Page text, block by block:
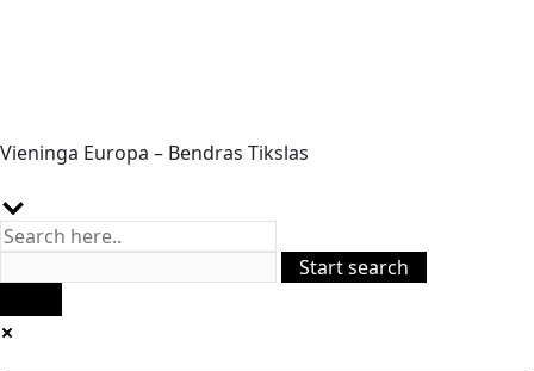
Vieninga Europa – Bendras Tikslas